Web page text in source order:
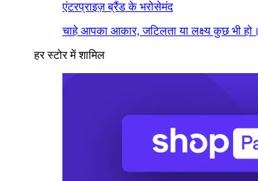
एंटरप्राइज़ ब्रैंड के भरोसेमंद
चाहे आपका आकार, जटिलता या लक्ष्य कुछ भी हो।
हर स्टोर में शामिल